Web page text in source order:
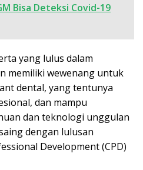
Bisa Deteksi Covid-19
yang lulus dalam
memiliki wewenang untuk
dental, yang tentunya
dan mampu
dan teknologi unggulan
dengan lulusan
Development (CPD)